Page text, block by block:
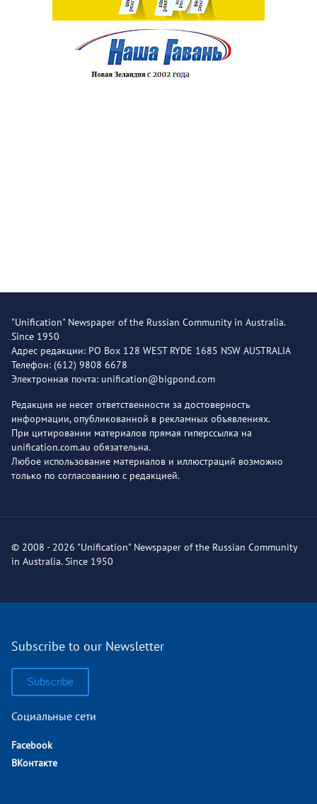
"Unification" Newspaper of the Russian Community in Australia.
Since 1950
Адрес редакции: PO Box 128 WEST RYDE 1685 NSW AUSTRALIA
Телефон: (612) 9808 6678
Электронная почта: unification@bigpond.com
Редакция не несет ответственности за достоверность
информации, опубликованной в рекламных объявлениях.
При цитировании материалов прямая гиперссылка на
unification.com.au обязательна.
Любое использование материалов и иллюстраций возможно
только по согласованию с редакцией.
© 2008 - 2026 "Unification" Newspaper of the Russian Community
in Australia. Since 1950
Subscribe to our Newsletter
Subscribe
Социальные сети
Facebook
ВКонтакте